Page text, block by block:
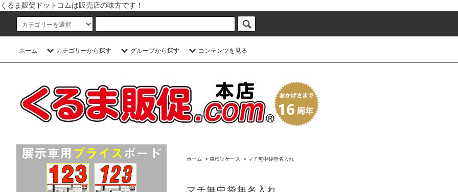
くるま販促ドットコムは販売店の味方です！
ホーム カテゴリーから探す グループから探す コンテンツを見る
ホーム > 車検証ケース > マチ無中袋無名入れ
マチ無中袋無名入れ